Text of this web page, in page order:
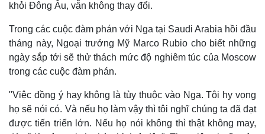
khỏi Đông Âu, vẫn không thay đổi.
Trong các cuộc đàm phán với Nga tại Saudi Arabia hồi đầu
tháng này, Ngoại trưởng Mỹ Marco Rubio cho biết những
ngày sắp tới sẽ thử thách mức độ nghiêm túc của Moscow
trong các cuộc đàm phán.
"Việc đồng ý hay không là tùy thuộc vào Nga. Tôi hy vọng
họ sẽ nói có. Và nếu họ làm vậy thì tôi nghĩ chúng ta đã đạt
được tiến triển lớn. Nếu họ nói không thì thật không may,